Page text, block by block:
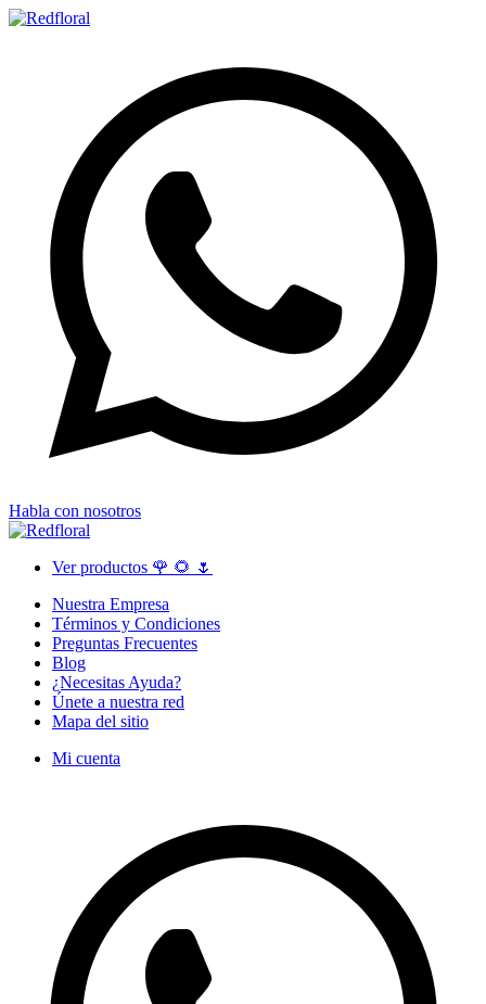
Habla con nosotros
Ver productos 🌹 🌻 🌷
Nuestra Empresa
Términos y Condiciones
Preguntas Frecuentes
Blog
¿Necesitas Ayuda?
Únete a nuestra red
Mapa del sitio
Mi cuenta